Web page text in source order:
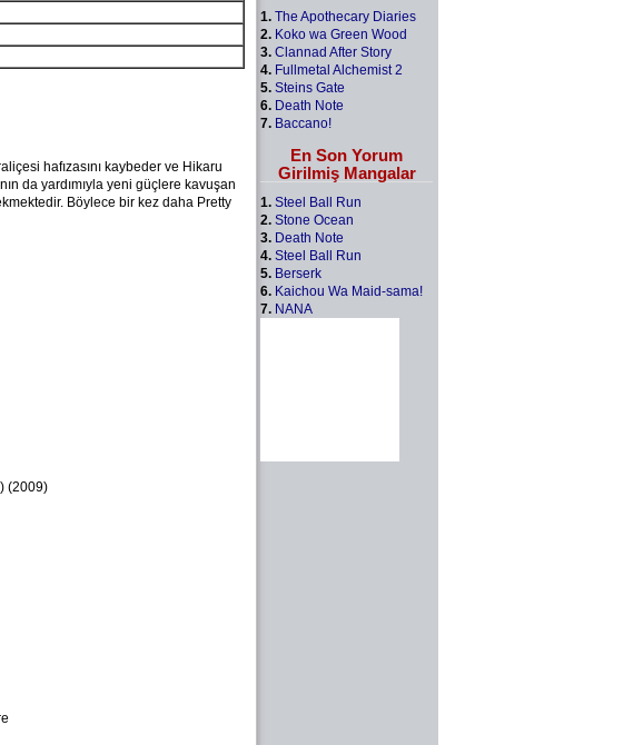
hafızasını kaybeder ve Hikaru
da yardımıyla yeni güçlere kavuşan
Böylece bir kez daha Pretty
(2009)
1. The Apothecary Diaries
2. Koko wa Green Wood
3. Clannad After Story
4. Fullmetal Alchemist 2
5. Steins Gate
6. Death Note
7. Baccano!
En Son Yorum
Girilmiş Mangalar
1. Steel Ball Run
2. Stone Ocean
3. Death Note
4. Steel Ball Run
5. Berserk
6. Kaichou Wa Maid-sama!
7. NANA